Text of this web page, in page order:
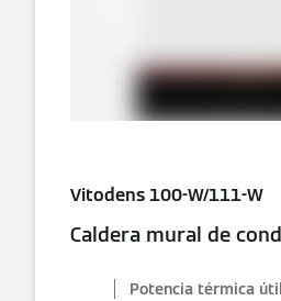
Vitodens 100-W/111-W
Caldera mural de
Potencia térmica